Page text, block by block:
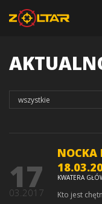
NOCKA
KWATERA
17
03.2017
Kto jest